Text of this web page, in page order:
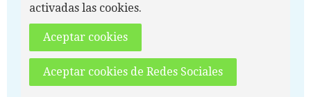
activadas las cookies.
Aceptar cookies
Aceptar cookies de Redes Sociales